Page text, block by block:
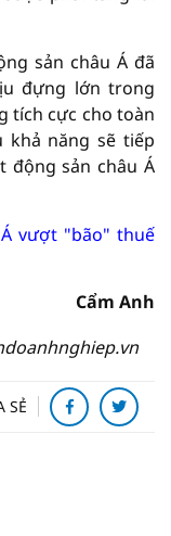
sản châu Á đã
đựng lớn trong
tích cực cho toàn
khả năng sẽ tiếp
động sản châu Á
vượt "bão" thuế
Cẩm Anh
SẺ